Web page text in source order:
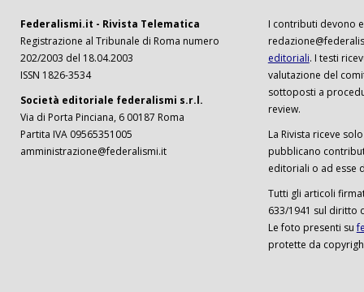
Federalismi.it - Rivista Telematica
Registrazione al Tribunale di Roma numero
202/2003 del 18.04.2003
ISSN 1826-3534
Società editoriale federalismi s.r.l.
Via di Porta Pinciana, 6 00187 Roma
Partita IVA 09565351005
amministrazione@federalismi.it
I contributi devono
editoriali. I testi
valutazione del
sottoposti a
review.
La Rivista riceve
pubblicano
editoriali o ad esse
Tutti gli articoli
633/1941 sul diritto
Le foto presenti su
protette da